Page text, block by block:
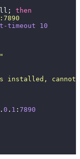
then
timeout 10
"
installed, cannot
. 0 . 1 : 7890